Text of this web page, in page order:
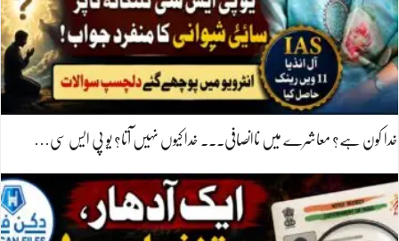
خدا کون ہے؟ معاشرے میں ناانصافی۔۔۔ خدا کیوں نہیں آتا؟ یو پی ایس سی…